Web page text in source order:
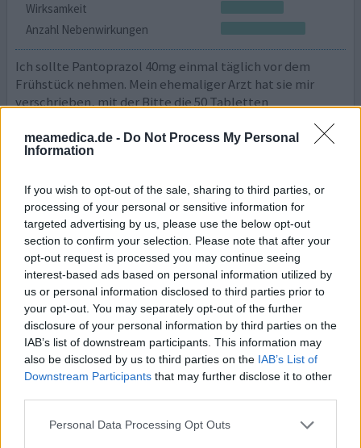
meamedica.de - Do Not Process My Personal
Information
If you wish to opt-out of the sale, sharing to third parties, or
processing of your personal or sensitive information for
targeted advertising by us, please use the below opt-out
section to confirm your selection. Please note that after your
opt-out request is processed you may continue seeing
interest-based ads based on personal information utilized by
us or personal information disclosed to third parties prior to
your opt-out. You may separately opt-out of the further
disclosure of your personal information by third parties on the
IAB’s list of downstream participants. This information may
also be disclosed by us to third parties on the IAB’s List of
Downstream Participants that may further disclose it to other
Personal Data Processing Opt Outs
Wirksamkeit
Anzahl Nebenwirkungen
Ich sollte Pantoprazol 40mg einmal täglich vor dem
Frühstück nehmen. Mein ehemaliger Arzt hat sie mir
verschrieben, mit der Bitte die 50 Tabletten
durchzunehmen weil er ein Magengeschwür vermutet.
Geschafft habe ich ein Blister á 25 Tabletten. Die
Nebenwirkungen sind einfach zu extrem als dass ich noch
haben nicht lange... Lesen Sie mehr
ihre erfahrung 0 Kommentare
Pantoprazol
21.04.2023 | Mann | 64
pantoprazol (40mg)
Refluxkrankheit
Wirksamkeit
Anzahl Nebenwirkungen
Habe im April 2022 angefangen Pantoloc zu nehmen,nach